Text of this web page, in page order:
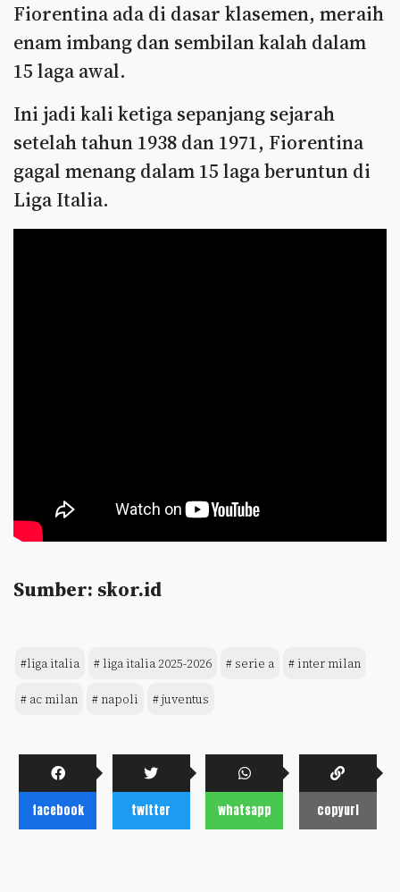
Fiorentina ada di dasar klasemen, meraih
enam imbang dan sembilan kalah dalam
15 laga awal.
Ini jadi kali ketiga sepanjang sejarah
setelah tahun 1938 dan 1971, Fiorentina
gagal menang dalam 15 laga beruntun di
Liga Italia.
Sumber: skor.id
#liga italia # liga italia 2025-2026 # serie a # inter milan
# ac milan # napoli # juventus
facebook twitter whatsapp copyurl